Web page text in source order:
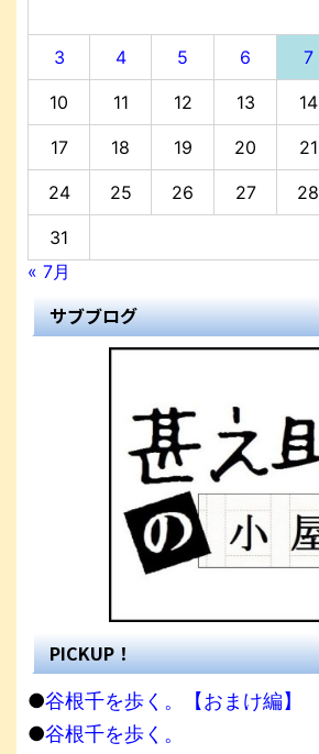
3 4 5 6 7
10 11 12 13 14
17 18 19 20 21
24 25 26 27 28
31
« 7月
サブブログ
PICKUP！
●谷根千を歩く。【おまけ編】
●谷根千を歩く。